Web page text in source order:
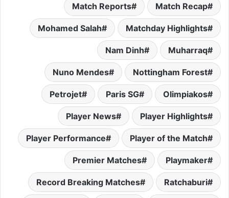
Match Recap
Match Reports
Matchday Highlights
Mohamed Salah
Muharraq
Nam Dinh
Nottingham Forest
Nuno Mendes
Olimpiakos
Paris SG
Petrojet
Player Highlights
Player News
Player of the Match
Player Performance
Playmaker
Premier Matches
Ratchaburi
Record Breaking Matches